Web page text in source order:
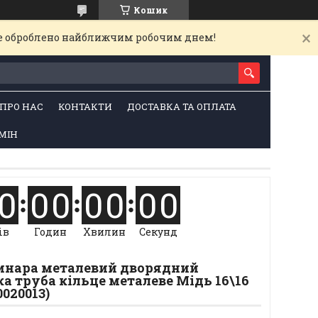
Кошик
оброблено найближчим робочим днем!
ПРО НАС КОНТАКТИ ДОСТАВКА ТА ОПЛАТА
0 00
Годин
00
Хвилин
00
Секунд
металевий дворядний
труба кільце металеве Мідь 16\16